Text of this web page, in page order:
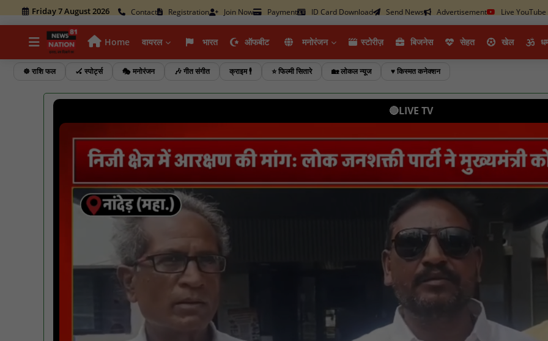
Friday 7 August 2026 Contact Registration Join Now Payment ID Card Download Send News Advertisement Live YouTube
Home वायरल भारत ऑफबीट मनोरंजन स्टोरीज़ ब‍िजनेस सेहत खेल
☸️ राशि फल 🏑 स्पोर्ट्स 🎭 मनोरंजन 🎶 गीत संगीत क्राइम 🕴️ ⭐ फिल्मी सितारे 🏡 लोकल न्यूज ♥️ किस्मत कनेक्शन
🔴LIVE TV